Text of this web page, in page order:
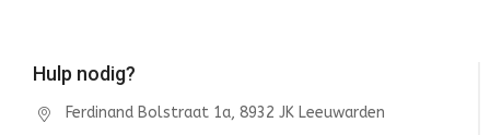
Hulp nodig?
Ferdinand Bolstraat 1a, 8932 JK Leeuwarden